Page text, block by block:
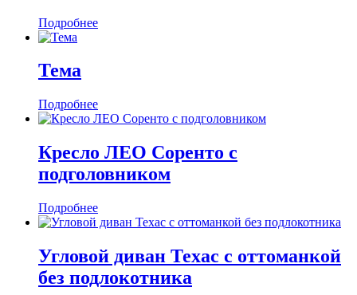
Подробнее
Тема
Подробнее
Кресло ЛЕО Соренто с
подголовником
Подробнее
Угловой диван Техас c оттоманкой
без подлокотника